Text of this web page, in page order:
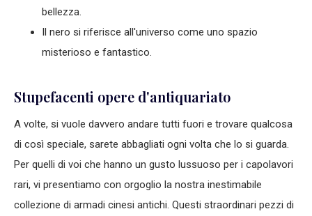
bellezza.
Il nero si riferisce all'universo come uno spazio
misterioso e fantastico.
Stupefacenti opere d'antiquariato
A volte, si vuole davvero andare tutti fuori e trovare qualcosa
di così speciale, sarete abbagliati ogni volta che lo si guarda.
Per quelli di voi che hanno un gusto lussuoso per i capolavori
rari, vi presentiamo con orgoglio la nostra inestimabile
collezione di armadi cinesi antichi. Questi straordinari pezzi di